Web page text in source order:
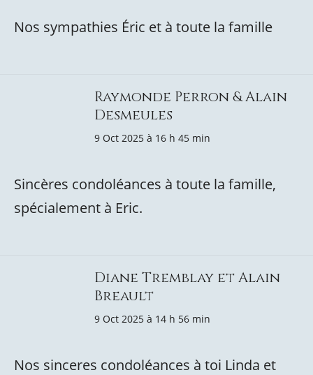
Nos sympathies Éric et à toute la famille
Raymonde Perron & Alain
Desmeules
9 Oct 2025 à 16 h 45 min
Sincères condoléances à toute la famille,
spécialement à Eric.
Diane Tremblay et Alain
Breault
9 Oct 2025 à 14 h 56 min
Nos sinceres condoléances à toi Linda et